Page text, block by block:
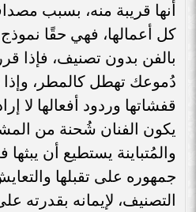
أنها قريبة منه، بسبب
كل أعمالها، فهي حقًا
بالفن بدون تصنيف، فإذا
دُموعك تهطل كالمطر،
قفشاتها وردود أفعالها لا
يكون الفنان شُحنة من
والمُتباينة يستطيع أن
جمهوره على تقبلها
التصنيف، لإيمانه بقدرته